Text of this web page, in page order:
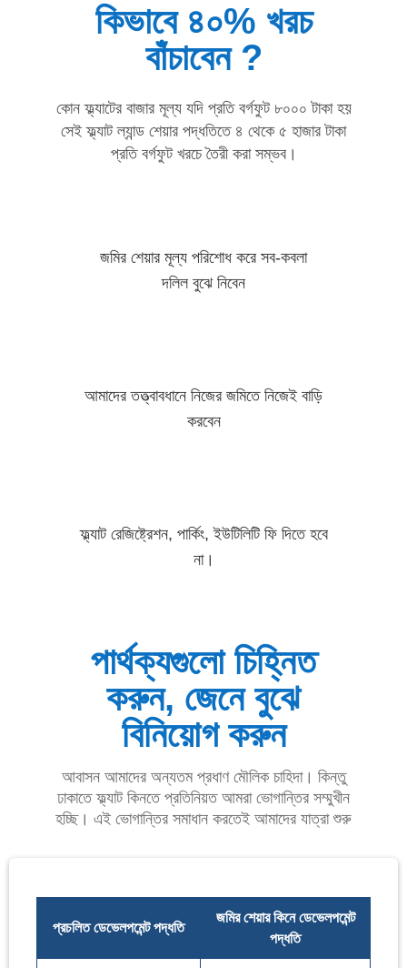
কিভাবে ৪০% খরচ
বাঁচাবেন ?
কোন ফ্ল্যাটের বাজার মূল্য যদি প্রতি বর্গফুট ৮০০০ টাকা হয়
সেই ফ্ল্যাট ল্যান্ড শেয়ার পদ্ধতিতে ৪ থেকে ৫ হাজার টাকা
প্রতি বর্গফুট খরচে তৈরী করা সম্ভব।
জমির শেয়ার মূল্য পরিশোধ করে সব-কবলা
দলিল বুঝে নিবেন
আমাদের তত্ত্বাবধানে নিজের জমিতে নিজেই বাড়ি
করবেন
ফ্ল্যাট রেজিষ্ট্রেশন, পার্কিং, ইউটিলিটি ফি দিতে হবে
না।
পার্থক্যগুলো চিহ্নিত
করুন, জেনে বুঝে
বিনিয়োগ করুন
আবাসন আমাদের অন্যতম প্রধাণ মৌলিক চাহিদা। কিন্তু
ঢাকাতে ফ্ল্যাট কিনতে প্রতিনিয়ত আমরা ভোগান্তির সম্মুখীন
হচ্ছি। এই ভোগান্তির সমাধান করতেই আমাদের যাত্রা শুরু
প্রচলিত ডেভেলপমেন্ট পদ্ধতি
জমির শেয়ার কিনে ডেভেলপমেন্ট
পদ্ধতি